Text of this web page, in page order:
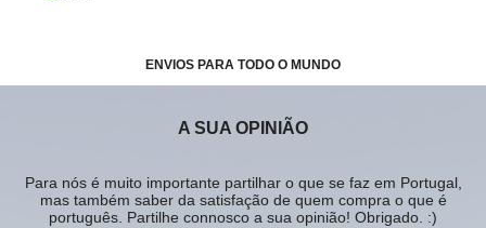
ENVIOS PARA TODO O MUNDO
A SUA OPINIÃO
Para nós é muito importante partilhar o que se faz em Portugal,
mas também saber da satisfação de quem compra o que é
português. Partilhe connosco a sua opinião! Obrigado. :)